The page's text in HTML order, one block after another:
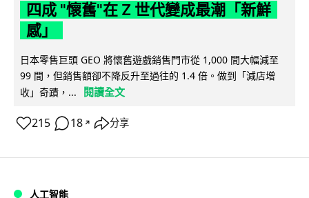
四成 "懷舊"在 Z 世代變成最潮「新鮮
感」
日本零售巨頭 GEO 將懷舊遊戲銷售門市從 1,000 間大幅減至
99 間，但銷售額卻不降反升至過往的 1.4 倍。做到「減店增
收」奇蹟，...
閱讀全文
215 18 ↗ 分享
人工智能